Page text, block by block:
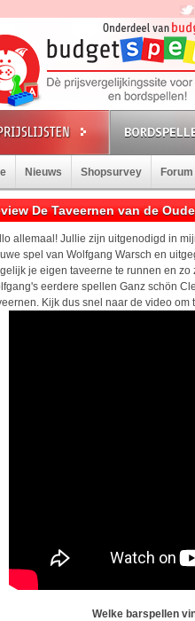
Nieuws Shopsurvey Forum
De Taveernen van de
allemaal! Jullie zijn uitgenodigd in
spel van Wolfgang Warsch en
je eigen taveerne te runnen en
eerdere spellen Ganz schön
Kijk dus snel naar de video om
Welke barspellen